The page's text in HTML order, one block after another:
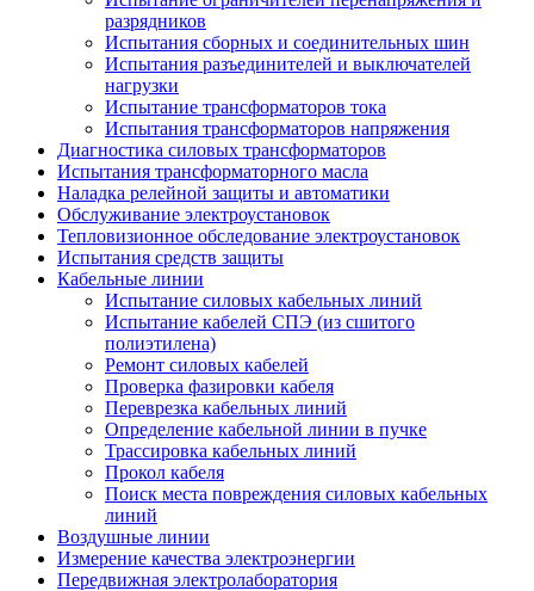
разрядников
Испытания сборных и соединительных шин
Испытания разъединителей и выключателей
нагрузки
Испытание трансформаторов тока
Испытания трансформаторов напряжения
Диагностика силовых трансформаторов
Испытания трансформаторного масла
Наладка релейной защиты и автоматики
Обслуживание электроустановок
Тепловизионное обследование электроустановок
Испытания средств защиты
Кабельные линии
Испытание силовых кабельных линий
Испытание кабелей СПЭ (из сшитого
полиэтилена)
Ремонт силовых кабелей
Проверка фазировки кабеля
Переврезка кабельных линий
Определение кабельной линии в пучке
Трассировка кабельных линий
Прокол кабеля
Поиск места повреждения силовых кабельных
линий
Воздушные линии
Измерение качества электроэнергии
Передвижная электролаборатория